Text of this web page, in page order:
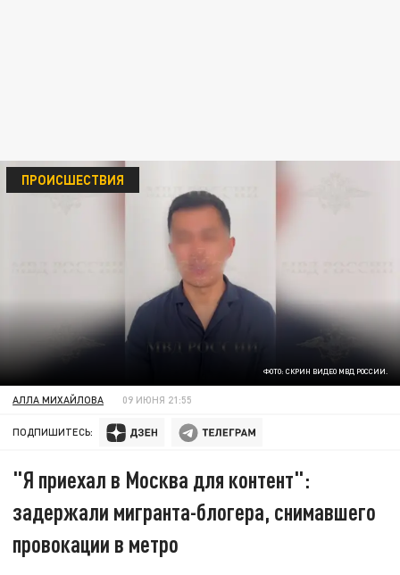
ФОТО: СКРИН ВИДЕО МВД РОССИИ.
ПРОИСШЕСТВИЯ
АЛЛА МИХАЙЛОВА 09 ИЮНЯ 21:55
ПОДПИШИТЕСЬ:
"Я приехал в Москва для контент":
задержали мигранта-блогера, снимавшего
провокации в метро